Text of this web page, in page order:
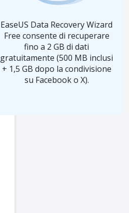
EaseUS Data Recovery Wizard
Free consente di recuperare
fino a 2 GB di dati
gratuitamente (500 MB inclusi
+ 1,5 GB dopo la condivisione
su Facebook o X).